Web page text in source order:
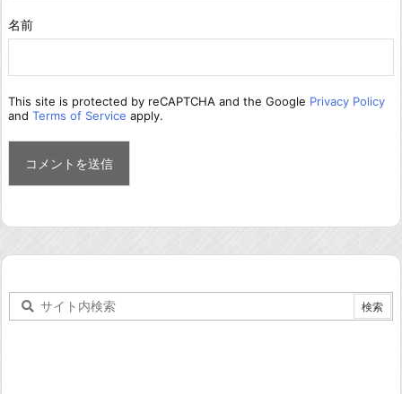
名前
This site is protected by reCAPTCHA and the Google Privacy Policy
and Terms of Service apply.